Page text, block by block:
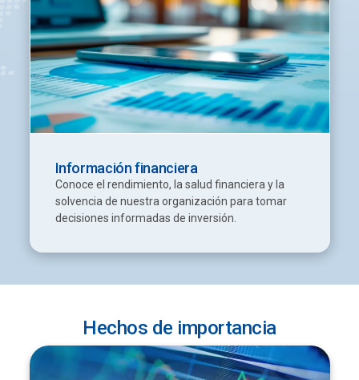
Información financiera
Conoce el rendimiento, la salud financiera y la
solvencia de nuestra organización para tomar
decisiones informadas de inversión.
Hechos de importancia